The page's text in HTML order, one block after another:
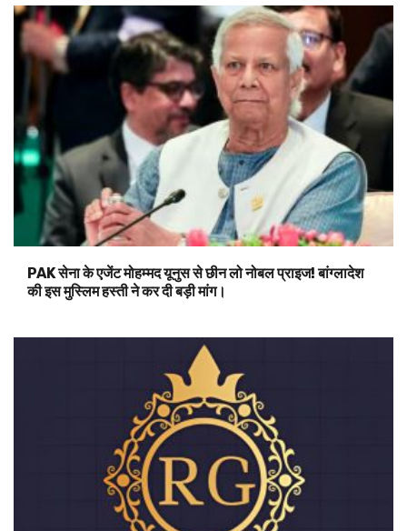
PAK सेना के एजेंट मोहम्मद यूनुस से छीन लो नोबल प्राइज! बांग्लादेश
की इस मुस्लिम हस्ती ने कर दी बड़ी मांग।